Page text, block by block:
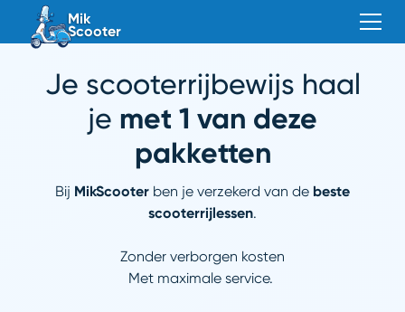
Mik
Scooter
Je scooterrijbewijs haal
je met 1 van deze
pakketten
Bij MikScooter ben je verzekerd van de beste
scooterrijlessen.
Zonder verborgen kosten
Met maximale service.